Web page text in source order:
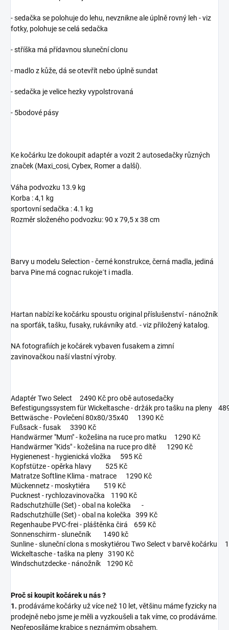
- sedačka se polohuje do lehu, nevznikne ale úplně rovný leh - viz
fotky, polohuje se celá sedačka
- stříška má přídavnou sluneční clonu
- madlo z kůže, dá se otevřít nebo úplně sundat
- sedačka je velice hezky vypolstrovaná
- 5bodové pásy
Ke kočárku lze dokoupit adaptér a vozit 2 autosedačky různých
značek (Maxi_cosi, Cybex, Romer a další).
Váha podvozku 13.9 kg
Korba : 4,1 kg
sportovní sedačka : 4.1 kg
Rozměr složeného podvozku: 90 x 79,5 x 38 cm
Barvy u modelu Selection - černé konstrukce, černá madla, jediná
barva Pine má cognac rukoje´t i madla.
Hartan nabízí ke kočárku spoustu original příslušenství - nánožník
na sporťák, tašku, fusaky, rukávníky atd. - viz přiložený katalog.
NA fotografiích je kočárek vybaven fusakem a zimní
zavinovačkou naší vlastní výroby.
Adaptér Two Select 2490 Kč pro obě autosedačky
Befestigungssystem für Wickeltasche - držák pro tašku na pleny
Bettwäsche - Povlečení 80x80/35x40 1390 Kč
Fußsack - fusak 3390 Kč
Handwärmer "Mum" - kožešina na ruce pro matku 1290 Kč
Handwärmer "Kids" - kožešina na ruce pro dítě 1290 Kč
Hygienenest - hygienická vložka 595 Kč
Kopfstütze - opěrka hlavy 525 Kč
Matratze Softline Klima - matrace 1290 Kč
Mückennetz - moskytiéra 519 Kč
Pucknest - rychlozavinovačka 1190 Kč
Radschutzhülle (Set) - obal na kolečka -
Radschutzhülle (Set) - obal na kolečka 399 Kč
Regenhaube PVC-frei - pláštěnka čirá 659 Kč
Sonnenschirm - slunečník 1490 kč
Sunline - sluneční clona s moskytiérou Two Select v barvě kočárku
Wickeltasche - taška na pleny 3190 Kč
Windschutzdecke - nánožník 1290 Kč
Proč si koupit kočárek u nás ?
1. prodáváme kočárky už více než 10 let, většinu máme fyzicky na
prodejně nebo jsme je měli a vyzkoušeli a tak víme, co prodáváme.
Nepřeposíláme krabice s neznámým obsahem.